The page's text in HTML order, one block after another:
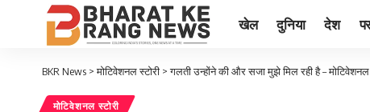
खेल दुनिया देश
BKR News >मोटिवेशनल स्टोरी >गलती उन्होंने की और सजा मुझे मिल रही है –
मोटिवेशनल स्टोरी